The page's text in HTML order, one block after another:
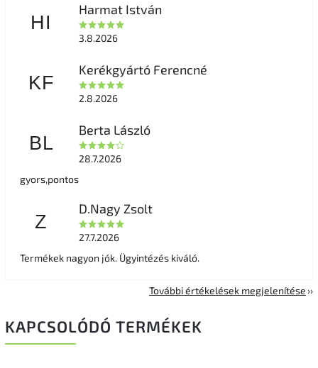
HI
Harmat István
3.8.2026
KF
Kerékgyártó Ferencné
2.8.2026
BL
Berta László
28.7.2026
gyors,pontos
Z
D.Nagy Zsolt
27.7.2026
Termékek nagyon jók. Ügyintézés kiváló.
További értékelések megjelenítése
KAPCSOLÓDÓ TERMÉKEK